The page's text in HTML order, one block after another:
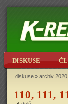
DISKUSE
diskuse » archiv 2020
110, 111,